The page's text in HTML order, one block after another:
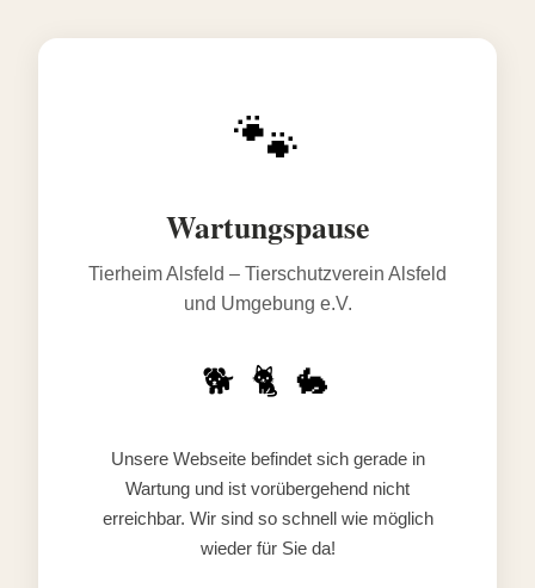
🐾
Wartungspause
Tierheim Alsfeld – Tierschutzverein Alsfeld
und Umgebung e.V.
🐕 🐈 🐇
Unsere Webseite befindet sich gerade in
Wartung und ist vorübergehend nicht
erreichbar. Wir sind so schnell wie möglich
wieder für Sie da!